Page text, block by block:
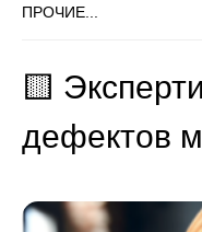
ПРОЧИЕ...
🟨
дефектов